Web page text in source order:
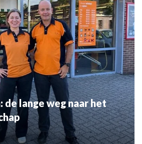
de lange weg naar het